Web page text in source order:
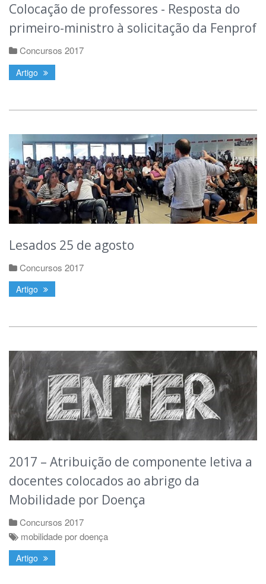
Colocação de professores - Resposta do
primeiro-ministro à solicitação da Fenprof
Concursos 2017
Artigo
Lesados 25 de agosto
Concursos 2017
Artigo
2017 – Atribuição de componente letiva a
docentes colocados ao abrigo da
Mobilidade por Doença
Concursos 2017
mobilidade por doença
Artigo